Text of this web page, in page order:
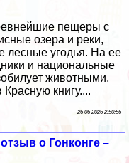
пещеры с
озера и реки,
лесные угодья. На ее
и национальные
животными,
книгу....
26 06 2026 2:50:56
о Гонконге –